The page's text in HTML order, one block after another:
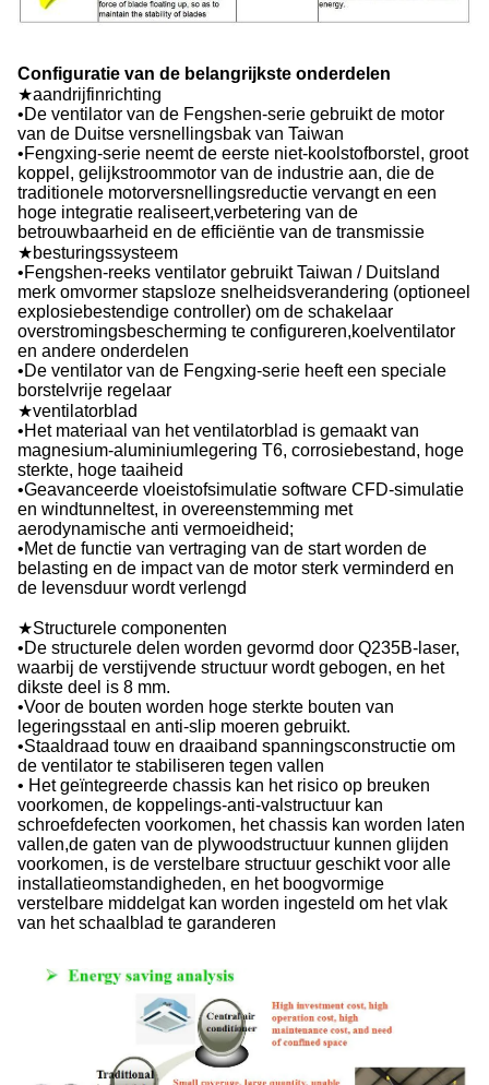
Configuratie van de belangrijkste onderdelen
★aandrijfinrichting
•De ventilator van de Fengshen-serie gebruikt de motor
van de Duitse versnellingsbak van Taiwan
•Fengxing-serie neemt de eerste niet-koolstofborstel, groot
koppel, gelijkstroommotor van de industrie aan, die de
traditionele motorversnellingsreductie vervangt en een
hoge integratie realiseert,verbetering van de
betrouwbaarheid en de efficiëntie van de transmissie
★besturingssysteem
•Fengshen-reeks ventilator gebruikt Taiwan / Duitsland
merk omvormer stapsloze snelheidsverandering (optioneel
explosiebestendige controller) om de schakelaar
overstromingsbescherming te configureren,koelventilator
en andere onderdelen
•De ventilator van de Fengxing-serie heeft een speciale
borstelvrije regelaar
★ventilatorblad
•Het materiaal van het ventilatorblad is gemaakt van
magnesium-aluminiumlegering T6, corrosiebestand, hoge
sterkte, hoge taaiheid
•Geavanceerde vloeistofsimulatie software CFD-simulatie
en windtunneltest, in overeenstemming met
aerodynamische anti vermoeidheid;
•Met de functie van vertraging van de start worden de
belasting en de impact van de motor sterk verminderd en
de levensduur wordt verlengd
★Structurele componenten
•De structurele delen worden gevormd door Q235B-laser,
waarbij de verstijvende structuur wordt gebogen, en het
dikste deel is 8 mm.
•Voor de bouten worden hoge sterkte bouten van
legeringsstaal en anti-slip moeren gebruikt.
•Staaldraad touw en draaiband spanningsconstructie om
de ventilator te stabiliseren tegen vallen
• Het geïntegreerde chassis kan het risico op breuken
voorkomen, de koppelings-anti-valstructuur kan
schroefdefecten voorkomen, het chassis kan worden laten
vallen,de gaten van de plywoodstructuur kunnen glijden
voorkomen, is de verstelbare structuur geschikt voor alle
installatieomstandigheden, en het boogvormige
verstelbare middelgat kan worden ingesteld om het vlak
van het schaalblad te garanderen